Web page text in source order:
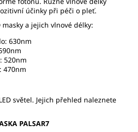
účinky při péči o pleť.
masky a jejich vlnové délky:
630nm
520nm
470nm
světel. Jejich přehled naleznete
PALSAR7